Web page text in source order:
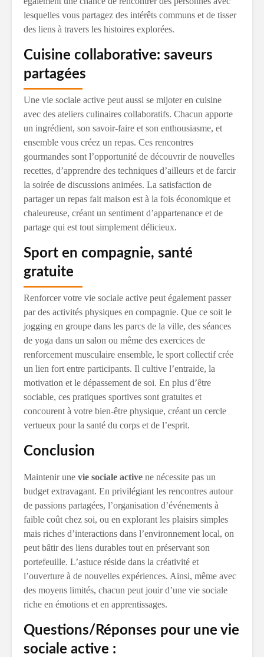
lesquelles vous partagez des intérêts communs et de tisser
des liens à travers les histoires explorées.
Cuisine collaborative: saveurs
partagées
Une vie sociale active peut aussi se mijoter en cuisine
avec des ateliers culinaires collaboratifs. Chacun apporte
un ingrédient, son savoir-faire et son enthousiasme, et
ensemble vous créez un repas. Ces rencontres
gourmandes sont l’opportunité de découvrir de nouvelles
recettes, d’apprendre des techniques d’ailleurs et de farcir
la soirée de discussions animées. La satisfaction de
partager un repas fait maison est à la fois économique et
chaleureuse, créant un sentiment d’appartenance et de
partage qui est tout simplement délicieux.
Sport en compagnie, santé
gratuite
Renforcer votre vie sociale active peut également passer
par des activités physiques en compagnie. Que ce soit le
jogging en groupe dans les parcs de la ville, des séances
de yoga dans un salon ou même des exercices de
renforcement musculaire ensemble, le sport collectif crée
un lien fort entre participants. Il cultive l’entraide, la
motivation et le dépassement de soi. En plus d’être
sociable, ces pratiques sportives sont gratuites et
concourent à votre bien-être physique, créant un cercle
vertueux pour la santé du corps et de l’esprit.
Conclusion
Maintenir une vie sociale active ne nécessite pas un
budget extravagant. En privilégiant les rencontres autour
de passions partagées, l’organisation d’événements à
faible coût chez soi, ou en explorant les plaisirs simples
mais riches d’interactions dans l’environnement local, on
peut bâtir des liens durables tout en préservant son
portefeuille. L’astuce réside dans la créativité et
l’ouverture à de nouvelles expériences. Ainsi, même avec
des moyens limités, chacun peut jouir d’une vie sociale
riche en émotions et en apprentissages.
Questions/Réponses pour une vie
sociale active :